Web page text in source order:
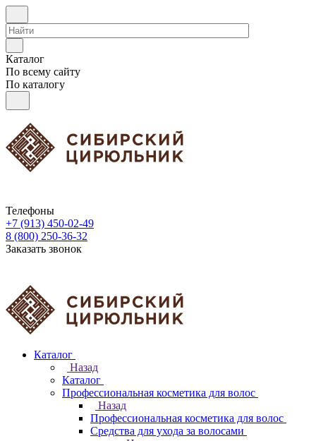
Каталог
По всему сайту
По каталогу
Телефоны
+7 (913) 450-02-49
8 (800) 250-36-32
Заказать звонок
Каталог
Назад
Каталог
Профессиональная косметика для волос
Назад
Профессиональная косметика для волос
Средства для ухода за волосами